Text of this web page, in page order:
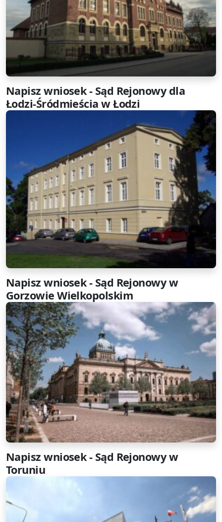
Napisz wniosek - Sąd Rejonowy dla
Łodzi-Śródmieścia w Łodzi
Napisz wniosek - Sąd Rejonowy w
Gorzowie Wielkopolskim
Napisz wniosek - Sąd Rejonowy w
Toruniu